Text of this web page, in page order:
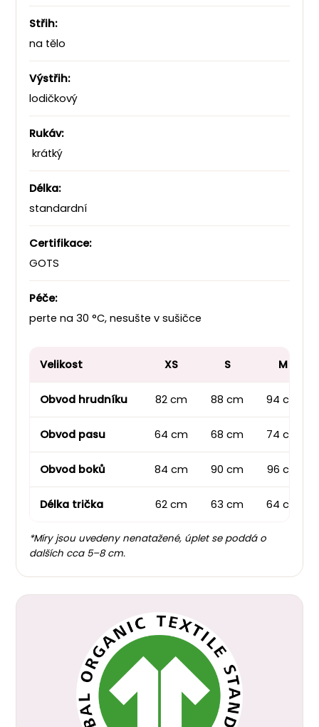
Střih:
na tělo
Výstřih:
lodičkový
Rukáv:
krátký
Délka:
standardní
Certifikace:
GOTS
Péče:
perte na 30 °C, nesušte v sušičce
Velikost XS S M
Obvod hrudníku 82 cm 88 cm 94 cm
Obvod pasu 64 cm 68 cm 74 cm
Obvod boků 84 cm 90 cm 96 cm
Délka trička 62 cm 63 cm 64 cm
*Míry jsou uvedeny nenatažené, úplet se poddá o
dalších cca 5–8 cm.